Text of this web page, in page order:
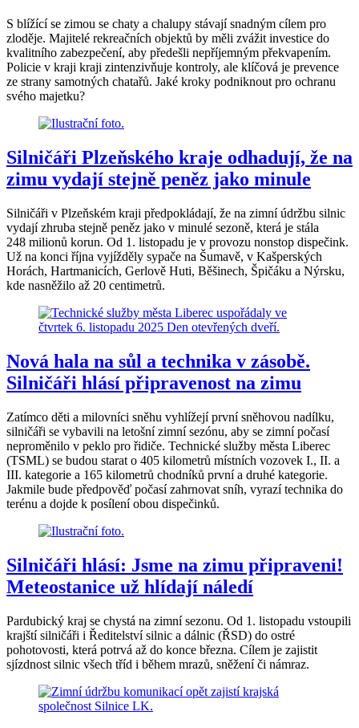
S blížící se zimou se chaty a chalupy stávají snadným cílem pro
zloděje. Majitelé rekreačních objektů by měli zvážit investice do
kvalitního zabezpečení, aby předešli nepříjemným překvapením.
Policie v kraji kraji zintenzivňuje kontroly, ale klíčová je prevence
ze strany samotných chatařů. Jaké kroky podniknout pro ochranu
svého majetku?
Silničáři Plzeňského kraje odhadují, že na
zimu vydají stejně peněz jako minule
Silničáři v Plzeňském kraji předpokládají, že na zimní údržbu silnic
vydají zhruba stejně peněz jako v minulé sezoně, která je stála
248 milionů korun. Od 1. listopadu je v provozu nonstop dispečink.
Už na konci října vyjížděly sypače na Šumavě, v Kašperských
Horách, Hartmanicích, Gerlově Huti, Běšinech, Špičáku a Nýrsku,
kde nasněžilo až 20 centimetrů.
Nová hala na sůl a technika v zásobě.
Silničáři hlásí připravenost na zimu
Zatímco děti a milovníci sněhu vyhlížejí první sněhovou nadílku,
silničáři se vybavili na letošní zimní sezónu, aby se zimní počasí
neproměnilo v peklo pro řidiče. Technické služby města Liberec
(TSML) se budou starat o 405 kilometrů místních vozovek I., II. a
III. kategorie a 165 kilometrů chodníků první a druhé kategorie.
Jakmile bude předpověď počasí zahrnovat sníh, vyrazí technika do
terénu a dojde k posílení obou dispečinků.
Silničáři hlásí: Jsme na zimu připraveni!
Meteostanice už hlídají náledí
Pardubický kraj se chystá na zimní sezonu. Od 1. listopadu vstoupili
krajští silničáři i Ředitelství silnic a dálnic (ŘSD) do ostré
pohotovosti, která potrvá až do konce března. Cílem je zajistit
sjízdnost silnic všech tříd i během mrazů, sněžení či námraz.